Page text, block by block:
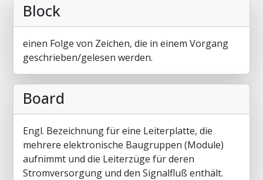
Block
einen Folge von Zeichen, die in einem Vorgang
geschrieben/gelesen werden.
Board
Engl. Bezeichnung für eine Leiterplatte, die
mehrere elektronische Baugruppen (Module)
aufnimmt und die Leiterzüge für deren
Stromversorgung und den Signalfluß enthält.